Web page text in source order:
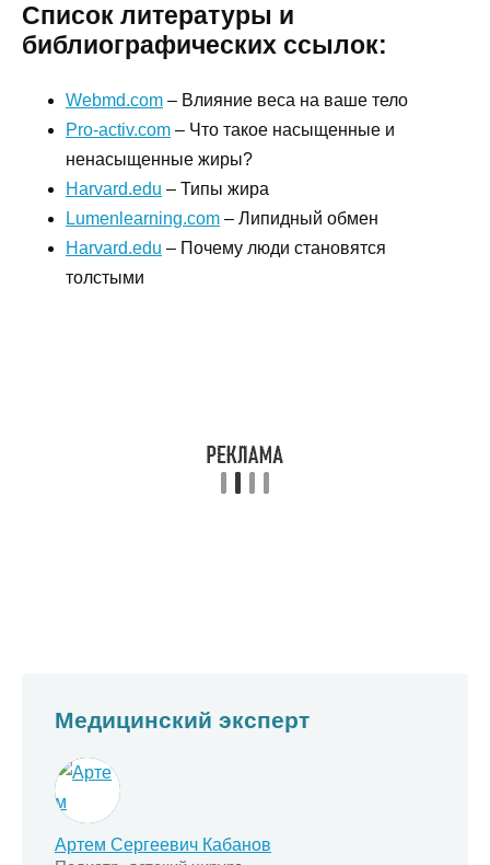
Список литературы и
библиографических ссылок:
Webmd.com – Влияние веса на ваше тело
Pro-activ.com – Что такое насыщенные и
ненасыщенные жиры?
Harvard.edu – Типы жира
Lumenlearning.com – Липидный обмен
Harvard.edu – Почему люди становятся
толстыми
Медицинский эксперт
Артем Сергеевич Кабанов